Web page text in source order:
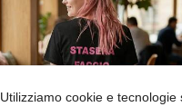
Utilizziamo cookie e